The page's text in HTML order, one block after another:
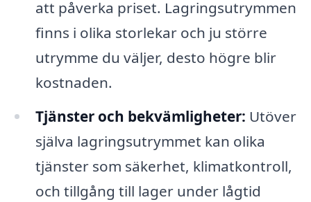
att påverka priset. Lagringsutrymmen
finns i olika storlekar och ju större
utrymme du väljer, desto högre blir
kostnaden.
Tjänster och bekvämligheter: Utöver
själva lagringsutrymmet kan olika
tjänster som säkerhet, klimatkontroll,
och tillgång till lager under lågtid